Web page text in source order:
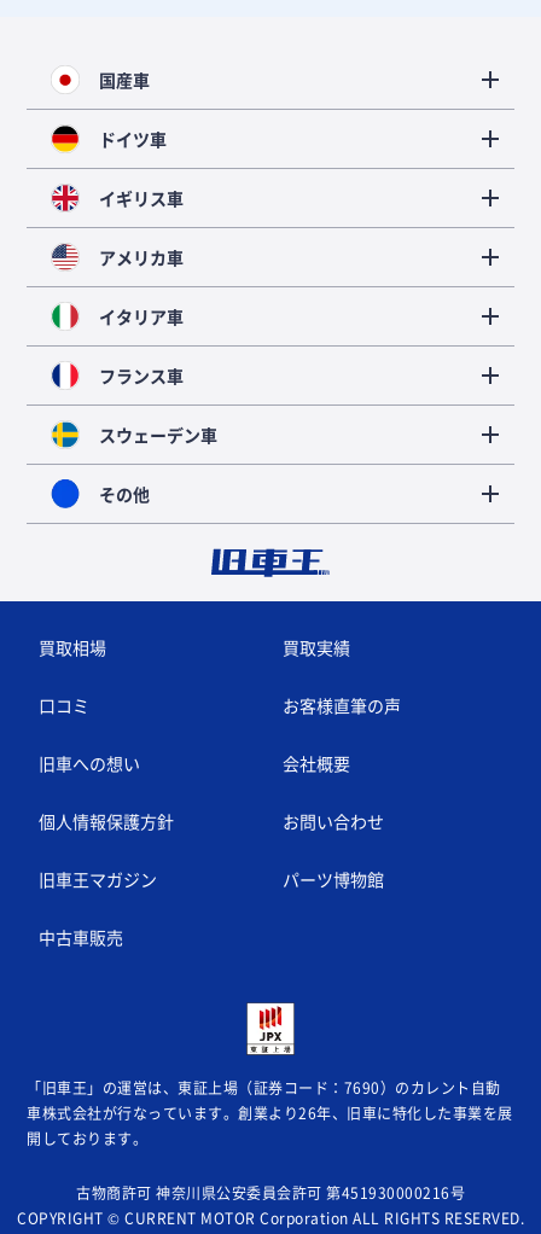
国産車
ドイツ車
イギリス車
アメリカ車
イタリア車
フランス車
スウェーデン車
その他
買取相場 買取実績
口コミ お客様直筆の声
旧車への想い 会社概要
個人情報保護方針 お問い合わせ
旧車王マガジン パーツ博物館
中古車販売
「旧車王」の運営は、東証上場（証券コード：7690）のカレント自動
車株式会社が行なっています。創業より26年、旧車に特化した事業を展
開しております。
古物商許可 神奈川県公安委員会許可 第451930000216号
COPYRIGHT © CURRENT MOTOR Corporation ALL RIGHTS RESERVED.